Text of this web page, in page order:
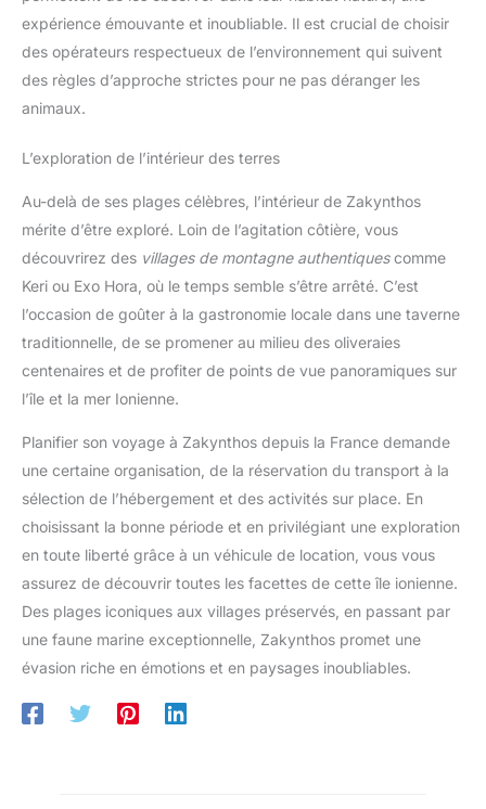
montres, bijoux, etc. C'est le
premier choix pour les voyages
expérience émouvante et inoubliable. Il est crucial de choisir
des opérateurs respectueux de l’environnement qui suivent
des règles d’approche strictes pour ne pas déranger les
animaux.
L’exploration de l’intérieur des terres
Au-delà de ses plages célèbres, l’intérieur de Zakynthos
mérite d’être exploré. Loin de l’agitation côtière, vous
découvrirez des villages de montagne authentiquescomme
Keri ou Exo Hora, où le temps semble s’être arrêté. C’est
l’occasion de goûter à la gastronomie locale dans une taverne
traditionnelle, de se promener au milieu des oliveraies
centenaires et de profiter de points de vue panoramiques sur
l’île et la mer Ionienne.
Planifier son voyage à Zakynthos depuis la France demande
une certaine organisation, de la réservation du transport à la
sélection de l’hébergement et des activités sur place. En
choisissant la bonne période et en privilégiant une exploration
en toute liberté grâce à un véhicule de location, vous vous
assurez de découvrir toutes les facettes de cette île ionienne.
Des plages iconiques aux villages préservés, en passant par
une faune marine exceptionnelle, Zakynthos promet une
évasion riche en émotions et en paysages inoubliables.